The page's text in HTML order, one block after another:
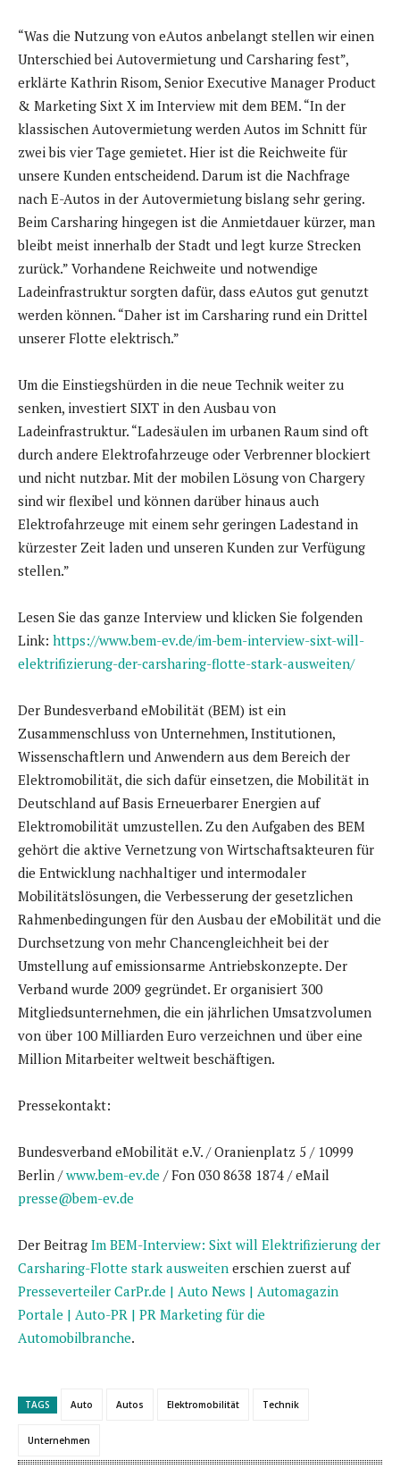
“Was die Nutzung von eAutos anbelangt stellen wir einen
Unterschied bei Autovermietung und Carsharing fest”,
erklärte Kathrin Risom, Senior Executive Manager Product
& Marketing Sixt X im Interview mit dem BEM. “In der
klassischen Autovermietung werden Autos im Schnitt für
zwei bis vier Tage gemietet. Hier ist die Reichweite für
unsere Kunden entscheidend. Darum ist die Nachfrage
nach E-Autos in der Autovermietung bislang sehr gering.
Beim Carsharing hingegen ist die Anmietdauer kürzer, man
bleibt meist innerhalb der Stadt und legt kurze Strecken
zurück.” Vorhandene Reichweite und notwendige
Ladeinfrastruktur sorgten dafür, dass eAutos gut genutzt
werden können. “Daher ist im Carsharing rund ein Drittel
unserer Flotte elektrisch.”
Um die Einstiegshürden in die neue Technik weiter zu
senken, investiert SIXT in den Ausbau von
Ladeinfrastruktur. “Ladesäulen im urbanen Raum sind oft
durch andere Elektrofahrzeuge oder Verbrenner blockiert
und nicht nutzbar. Mit der mobilen Lösung von Chargery
sind wir flexibel und können darüber hinaus auch
Elektrofahrzeuge mit einem sehr geringen Ladestand in
kürzester Zeit laden und unseren Kunden zur Verfügung
stellen.”
Lesen Sie das ganze Interview und klicken Sie folgenden
Link: https://www.bem-ev.de/im-bem-interview-sixt-will-
elektrifizierung-der-carsharing-flotte-stark-ausweiten/
Der Bundesverband eMobilität (BEM) ist ein
Zusammenschluss von Unternehmen, Institutionen,
Wissenschaftlern und Anwendern aus dem Bereich der
Elektromobilität, die sich dafür einsetzen, die Mobilität in
Deutschland auf Basis Erneuerbarer Energien auf
Elektromobilität umzustellen. Zu den Aufgaben des BEM
gehört die aktive Vernetzung von Wirtschaftsakteuren für
die Entwicklung nachhaltiger und intermodaler
Mobilitätslösungen, die Verbesserung der gesetzlichen
Rahmenbedingungen für den Ausbau der eMobilität und die
Durchsetzung von mehr Chancengleichheit bei der
Umstellung auf emissionsarme Antriebskonzepte. Der
Verband wurde 2009 gegründet. Er organisiert 300
Mitgliedsunternehmen, die ein jährlichen Umsatzvolumen
von über 100 Milliarden Euro verzeichnen und über eine
Million Mitarbeiter weltweit beschäftigen.
Pressekontakt:
Bundesverband eMobilität e.V. / Oranienplatz 5 / 10999
Berlin /www.bem-ev.de / Fon 030 8638 1874 / eMail
presse@bem-ev.de
Der Beitrag Im BEM-Interview: Sixt will Elektrifizierung der
Carsharing-Flotte stark ausweiten erschien zuerst auf
Presseverteiler CarPr.de | Auto News | Automagazin
Portale | Auto-PR | PR Marketing für die
Automobilbranche.
TAGS Auto Autos Elektromobilität Technik
Unternehmen